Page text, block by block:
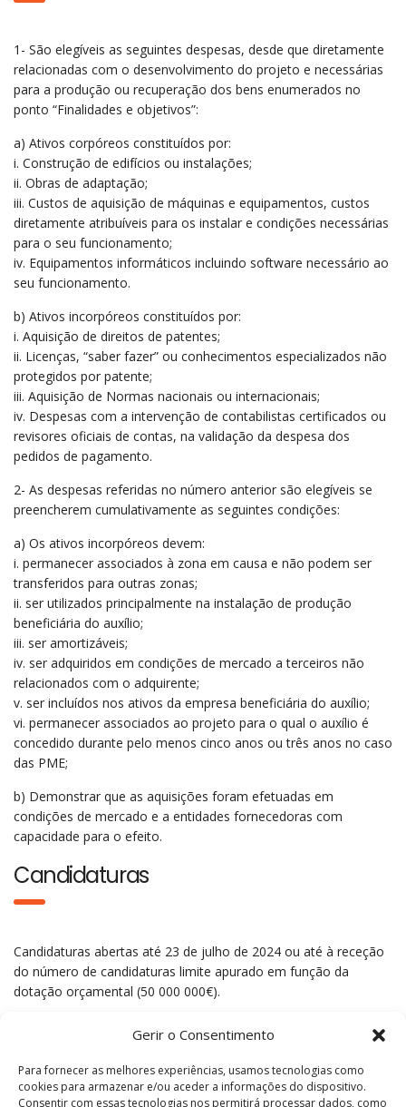
Gerir o Consentimento
Para fornecer as melhores experiências, usamos tecnologias como
cookies para armazenar e/ou aceder a informações do dispositivo.
Consentir com essas tecnologias nos permitirá processar dados, como
1- São elegíveis as seguintes despesas, desde que diretamente
relacionadas com o desenvolvimento do projeto e necessárias
para a produção ou recuperação dos bens enumerados no
ponto “Finalidades e objetivos”:
a) Ativos corpóreos constituídos por:
i. Construção de edifícios ou instalações;
ii. Obras de adaptação;
iii. Custos de aquisição de máquinas e equipamentos, custos
diretamente atribuíveis para os instalar e condições necessárias
para o seu funcionamento;
iv. Equipamentos informáticos incluindo software necessário ao
seu funcionamento.
b) Ativos incorpóreos constituídos por:
i. Aquisição de direitos de patentes;
ii. Licenças, “saber fazer” ou conhecimentos especializados não
protegidos por patente;
iii. Aquisição de Normas nacionais ou internacionais;
iv. Despesas com a intervenção de contabilistas certificados ou
revisores oficiais de contas, na validação da despesa dos
pedidos de pagamento.
2- As despesas referidas no número anterior são elegíveis se
preencherem cumulativamente as seguintes condições:
a) Os ativos incorpóreos devem:
i. permanecer associados à zona em causa e não podem ser
transferidos para outras zonas;
ii. ser utilizados principalmente na instalação de produção
beneficiária do auxílio;
iii. ser amortizáveis;
iv. ser adquiridos em condições de mercado a terceiros não
relacionados com o adquirente;
v. ser incluídos nos ativos da empresa beneficiária do auxílio;
vi. permanecer associados ao projeto para o qual o auxílio é
concedido durante pelo menos cinco anos ou três anos no caso
das PME;
b) Demonstrar que as aquisições foram efetuadas em
condições de mercado e a entidades fornecedoras com
capacidade para o efeito.
Candidaturas
Candidaturas abertas até 23 de julho de 2024 ou até à receção
do número de candidaturas limite apurado em função da
dotação orçamental (50 000 000€).